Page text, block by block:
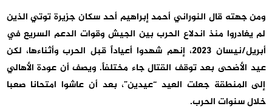
ومن جهته قال النوراني أحمد إبراهيم أحد سكان جزيرة توتي الذين
لم يغادروا منذ اندلاع الحرب بين الجيش وقوات الدعم السريع في
أبريل/نيسان 2023، إنهم شهدوا أعياداً قبل الحرب وأثناءها، لكن
عيد الأضحى بعد توقف القتال جاء مختلفاً. ويصف أن عودة الأهالي
إلى المنطقة جعلت العيد “عيدين”، بعد أن عاشوا امتحانا صعبا
خلال سنوات الحرب.